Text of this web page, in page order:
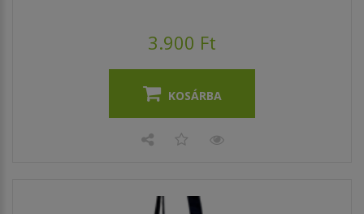
3.900 Ft
KOSÁRBA